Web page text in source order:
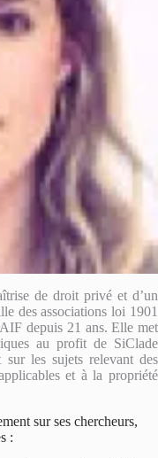
de droit privé et d’un
des associations loi 1901
depuis 21 ans. Elle met
au profit de SiClade
sur les sujets relevant des
et à la propriété
sur ses chercheurs,
: